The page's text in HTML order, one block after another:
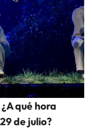
qué hora
de julio?